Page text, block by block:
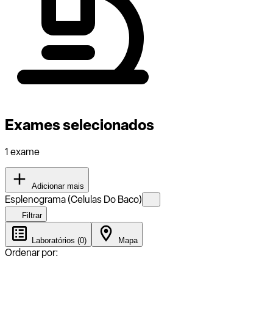
Exames selecionados
1 exame
Adicionar mais
Esplenograma (Celulas Do Baco)
Filtrar
Laboratórios (0) Mapa
Ordenar por: